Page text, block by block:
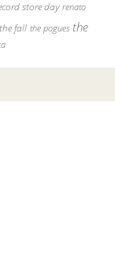
store day renato
the fall the pogues the